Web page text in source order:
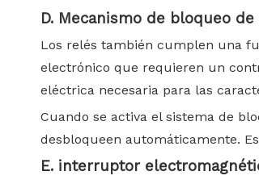
D. Mecanismo de bloqueo
Los relés también cumplen una
electrónico que requieren un
eléctrica necesaria para las
Cuando se activa el sistema de
desbloqueen automáticamente.
E. interruptor